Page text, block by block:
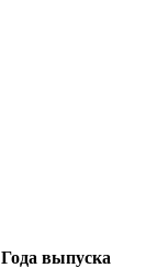
Года выпуска